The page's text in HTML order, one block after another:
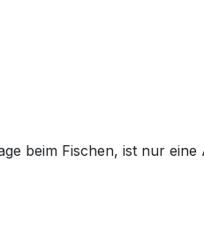
beim Fischen, ist nur